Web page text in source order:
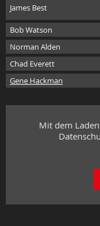
James Best
Bob Watson
Norman Alden
Chad Everett
Gene Hackman
Mit dem